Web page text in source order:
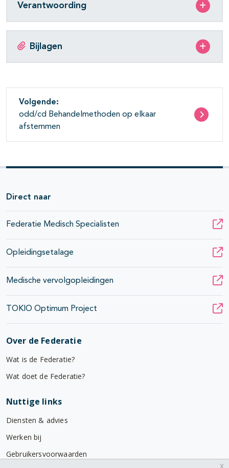
Verantwoording
Bijlagen
Volgende:
odd/cd Behandelmethoden op elkaar
afstemmen
Direct naar
Federatie Medisch Specialisten
Opleidingsetalage
Medische vervolgopleidingen
TOKIO Optimum Project
Over de Federatie
Wat is de Federatie?
Wat doet de Federatie?
Nuttige links
Diensten & advies
Werken bij
Gebruikersvoorwaarden
x